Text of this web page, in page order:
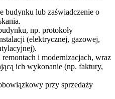
budynku lub zaświadczenie o
np. protokoły
(elektrycznej, gazowej,
i modernizacjach, wraz
ich wykonanie (np. faktury,
przy sprzedaży